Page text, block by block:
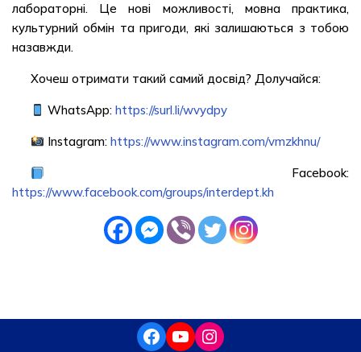
лабораторні. Це нові можливості, мовна практика,
культурний обмін та пригоди, які залишаються з тобою
назавжди.
Хочеш отримати такий самий досвід? Долучайся:
WhatsApp: https://surl.li/wvydpy
Instagram: https://www.instagram.com/vmzkhnu/
Facebook:
https://www.facebook.com/groups/interdept.kh